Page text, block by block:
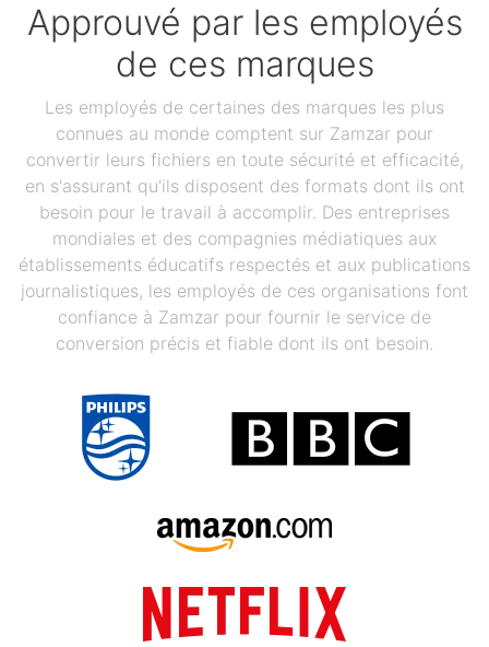
Approuvé par les employés
de ces marques
Les employés de certaines des marques les plus
connues au monde comptent sur Zamzar pour
convertir leurs fichiers en toute sécurité et efficacité,
en s'assurant qu'ils disposent des formats dont ils ont
besoin pour le travail à accomplir. Des entreprises
mondiales et des compagnies médiatiques aux
établissements éducatifs respectés et aux publications
journalistiques, les employés de ces organisations font
confiance à Zamzar pour fournir le service de
conversion précis et fiable dont ils ont besoin.